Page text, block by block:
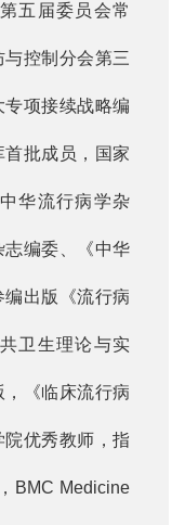
五届委员会常
控制分会第三
项接续战略编
批成员，国家
华流行病学杂
编委、《中华
出版《流行病
卫生理论与实
《临床流行病
优秀教师，指
BMC Medicine